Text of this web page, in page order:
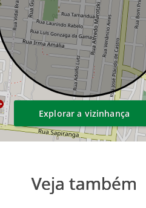
Explorar a vizinhança
Veja também